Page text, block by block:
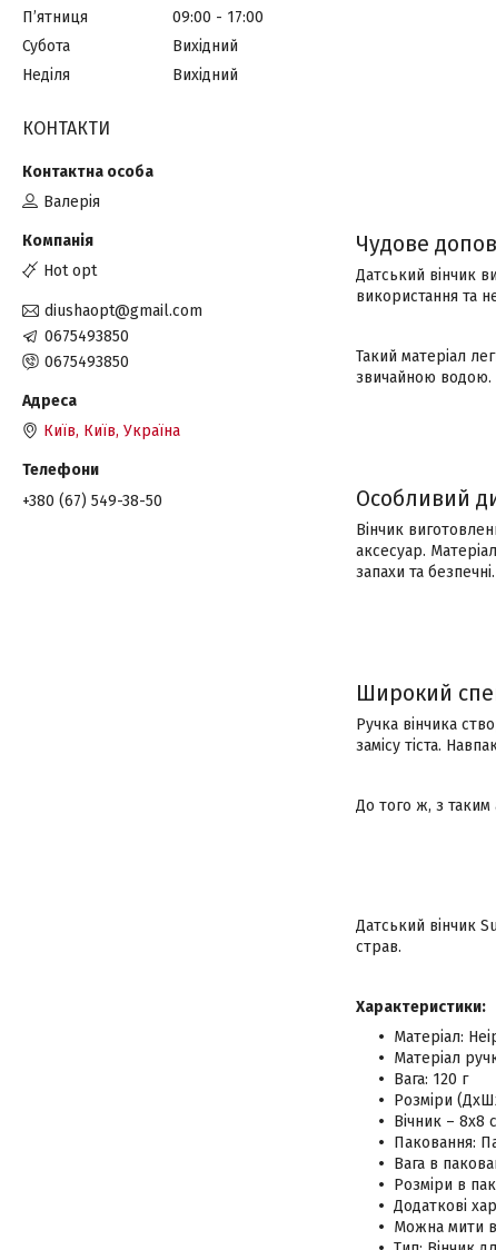
Чудове
Датський вінчик
використання та
Такий матеріал
звичайною водою.
Особливий
Вінчик
аксесуар.
запахи та безпечні.
Широкий
Ручка вінчика
замісу тіста.
До того ж, з таким
Датський вінчик
страв.
Характеристики:
Матеріал:
Матеріал
Вага: 120 г
Розміри
Вічник – 8х8
Паковання:
Вага в
Розміри в
Додаткові
Можна мити в
Пʼятниця
09:00
17:00
Субота
Вихідний
Неділя
Вихідний
КОНТАКТИ
Валерія
Hot opt
diushaopt@gmail.com
0675493850
0675493850
Київ, Київ, Україна
+380 (67) 549-38-50